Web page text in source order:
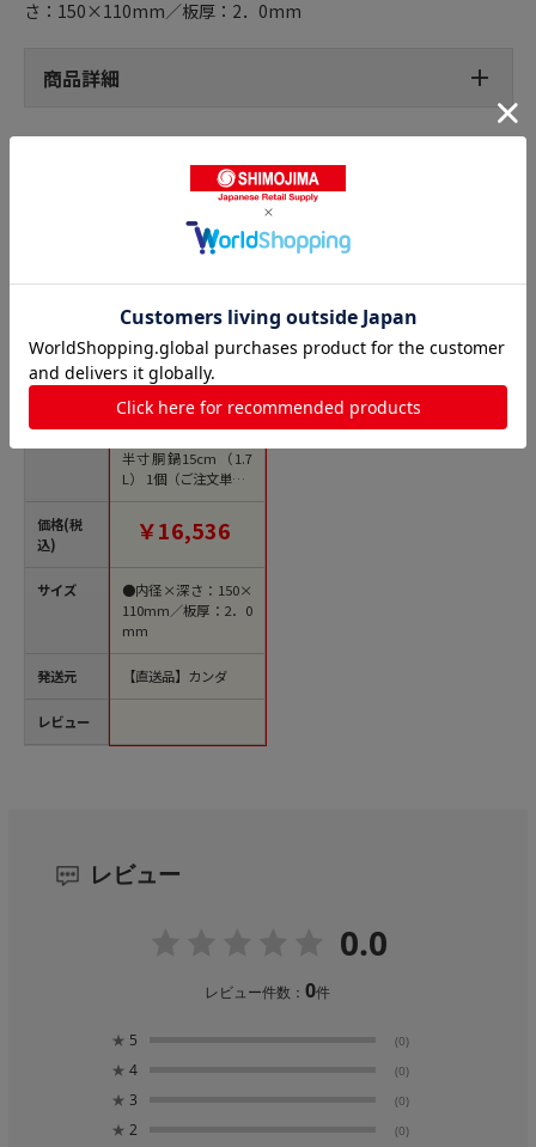
さ：150×110mm／板厚：2．0mm
商品詳細
半寸胴鍋の人気商品との比較
価格(税
込)
サイズ
発送元
レビュー
半寸胴鍋15cm（1.7
L） 1個（ご注文単位1
個）【直送品】
￥16,536
●内径×深さ：150×
110mm／板厚：2．0
mm
【直送品】カンダ
レビュー
0.0
レビュー件数：0件
★ 5 (0)
★ 4 (0)
★ 3 (0)
★ 2 (0)